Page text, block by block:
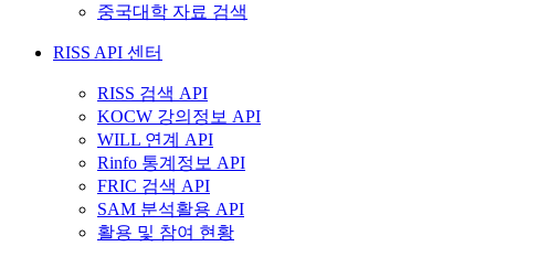
중국대학 자료 검색
RISS API 센터
RISS 검색 API
KOCW 강의정보 API
WILL 연계 API
Rinfo 통계정보 API
FRIC 검색 API
SAM 분석활용 API
활용 및 참여 현황